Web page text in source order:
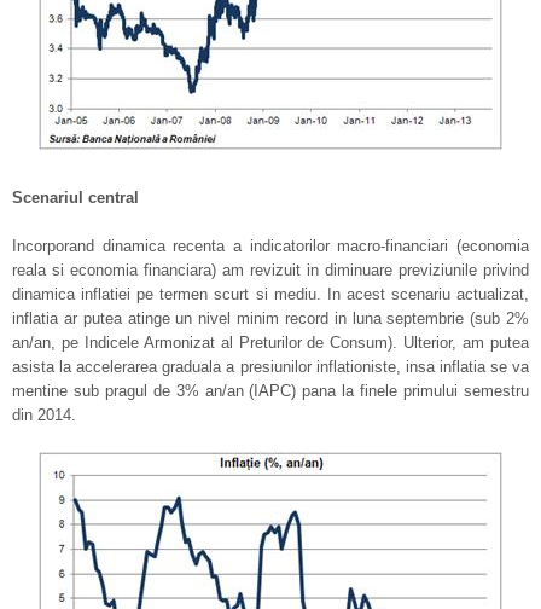
Scenariul central
Incorporand dinamica recenta a indicatorilor macro-financiari (economia
reala si economia financiara) am revizuit in diminuare previziunile privind
dinamica inflatiei pe termen scurt si mediu. In acest scenariu actualizat,
inflatia ar putea atinge un nivel minim record in luna septembrie (sub 2%
an/an, pe Indicele Armonizat al Preturilor de Consum). Ulterior, am putea
asista la accelerarea graduala a presiunilor inflationiste, insa inflatia se va
mentine sub pragul de 3% an/an (IAPC) pana la finele primului semestru
din 2014.